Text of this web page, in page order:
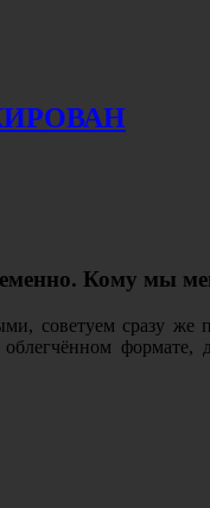
Кому мы
советуем сразу же